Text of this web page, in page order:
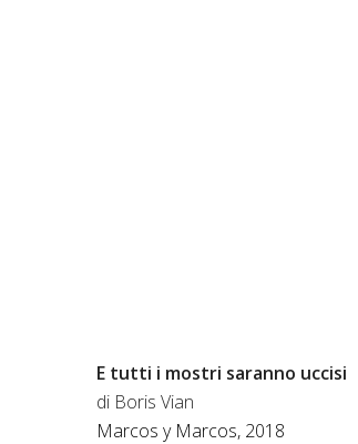
E tutti i mostri saranno uccisi
di Boris Vian
Marcos y Marcos, 2018